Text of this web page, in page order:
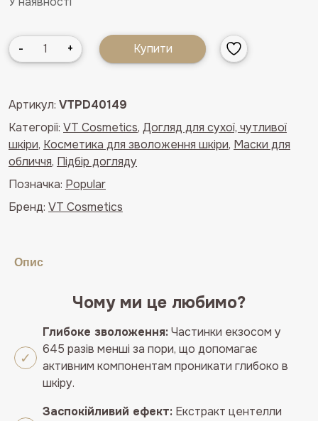
Набір
зволожувальних
центелою
та
екзосомами
VT
Сosmetics
Exosome
30шт
- + Купити
Артикул: VTPD40149
Категорії: VT Cosmetics, Догляд для сухої, чутливої
шкіри, Косметика для зволоження шкіри, Маски для
обличчя, Підбір догляду
Позначка: Popular
Бренд: VT Cosmetics
Опис
Чому ми це любимо?
Глибоке зволоження:Частинки екзосом у
645 разів менші за пори, що допомагає
активним компонентам проникати глибоко в
шкіру.
Заспокійливий ефект: Екстракт центелли